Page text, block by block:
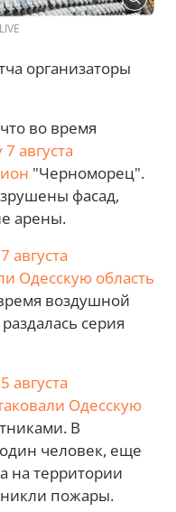
организаторы
во время
августа
"Черноморец".
фасад,
арены.
7 августа
Одесскую область
воздушной
серия
5 августа
Одесскую
В
человек, еще
на территории
пожары.